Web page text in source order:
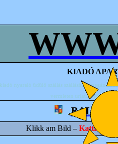
KIADÓ
kiadó nyaraló üdülő szállás szálláshely
vermieten urlaub ferienhaus
Klikk am Bild – Kattintson